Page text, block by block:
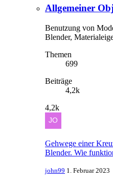
Allgemeiner
Benutzung von
Blender,
Themen
699
Beiträge
4,2k
4,2k
Gehwege einer
Blender. Wie
john99 1. Februar 2023